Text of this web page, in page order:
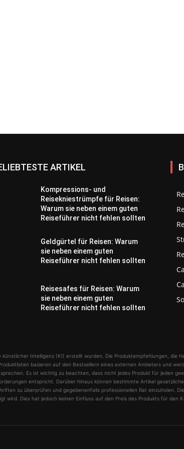
ARTIKEL
Kompressions- und
Reisekniestrümpfe für Reisen:
Warum sie neben einem guten
Reiseführer nicht fehlen sollten
Geldgürtel für Reisen: Warum
sie neben einem guten
Reiseführer nicht fehlen sollten
Reisesafes für Reisen: Warum
sie neben einem guten
Reiseführer nicht fehlen sollten
Intelligenz (KI) erstellt wurden. Die Produktempfehlungen, die
basieren auf den Bestsellern eines externen Anbieters und
Es ist wichtig zu beachten, dass nicht jedes Produkt für jeden
entspricht. Darüber hinaus können bestimmte Artikel
zu überprüfen und gegebenenfalls professionellen Rat einzuholen.
wird. Dies hat jedoch keinen Einfluss auf den Preis des Produkts für den